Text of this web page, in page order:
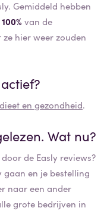
Gemiddeld hebben
100% van de
hier weer zouden
actief?
dieet en gezondheid.
Wat nu?
door de Easly reviews?
gaan en je bestelling
naar een ander
grote bedrijven in